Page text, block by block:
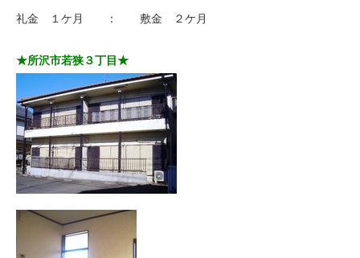
礼金 １ケ月 ： 敷金 ２ケ月
★所沢市若狭３丁目★